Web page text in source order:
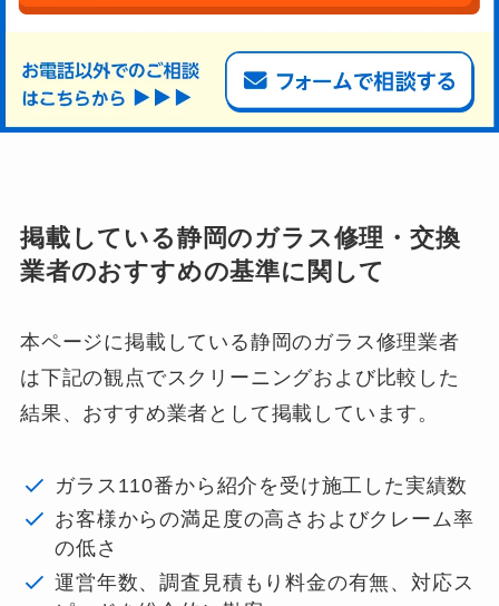
掲載している静岡のガラス修理・交換
業者のおすすめの基準に関して
本ページに掲載している静岡のガラス修理業者
は下記の観点でスクリーニングおよび比較した
結果、おすすめ業者として掲載しています。
ガラス110番から紹介を受け施工した実績数
お客様からの満足度の高さおよびクレーム率
の低さ
運営年数、調査見積もり料金の有無、対応ス